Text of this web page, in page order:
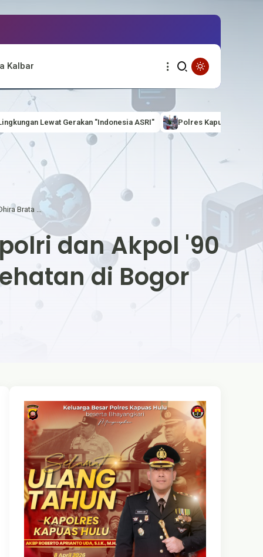
Kalbar
ASRI" Polres Kapuas Hulu Bagikan 100 Bendera Merah
Sambut Hari Bhayangkara ke-80, Wakapolri dan Akpol '90 Dhira Brata Gelar Bakti Sosial dan Kesehatan di Bogor
dan Akpol '90
di Bogor